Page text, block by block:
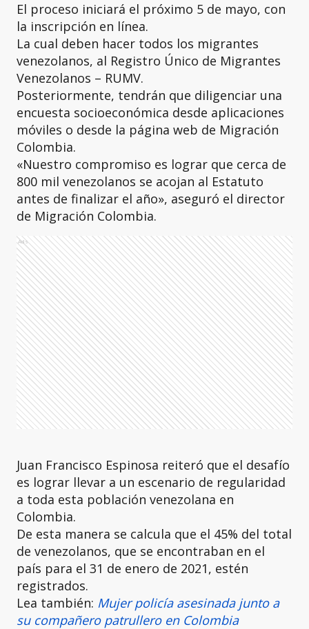
El proceso iniciará el próximo 5 de mayo, con
la inscripción en línea.
La cual deben hacer todos los migrantes
venezolanos, al Registro Único de Migrantes
Venezolanos – RUMV.
Posteriormente, tendrán que diligenciar una
encuesta socioeconómica desde aplicaciones
móviles o desde la página web de Migración
Colombia.
«Nuestro compromiso es lograr que cerca de
800 mil venezolanos se acojan al Estatuto
antes de finalizar el año», aseguró el director
de Migración Colombia.
Ads
Juan Francisco Espinosa reiteró que el desafío
es lograr llevar a un escenario de regularidad
a toda esta población venezolana en
Colombia.
De esta manera se calcula que el 45% del total
de venezolanos, que se encontraban en el
país para el 31 de enero de 2021, estén
registrados.
Lea también: Mujer policía asesinada junto a
su compañero patrullero en Colombia